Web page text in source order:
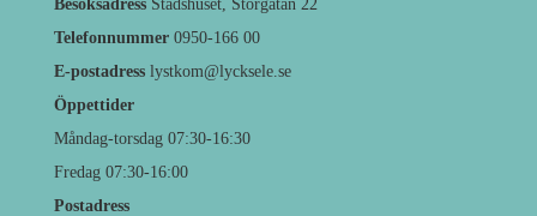
Besöksadress Stadshuset, Storgatan 22
Telefonnummer 0950-166 00
E-postadress lystkom@lycksele.se
Öppettider
Måndag-torsdag 07:30-16:30
Fredag 07:30-16:00
Postadress